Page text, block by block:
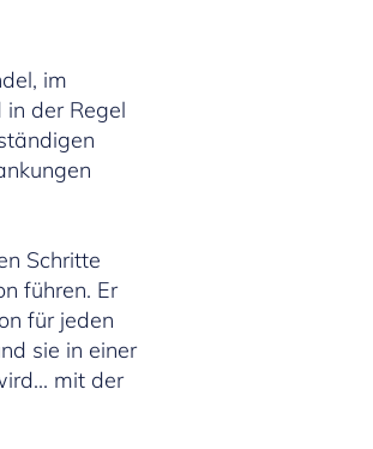
im
der Regel
Schritte
führen. Er
für jeden
sie in einer
mit der